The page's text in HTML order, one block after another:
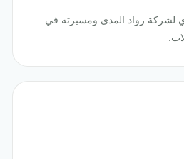
لشركة رواد المدى ومسيرته في